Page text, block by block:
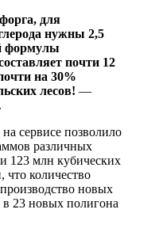
для
нужны 2,5
формулы
почти 12
на 30%
лесов! —
сервисе позволило
различных
123 млн кубических
количество
новых
в 23 новых полигона